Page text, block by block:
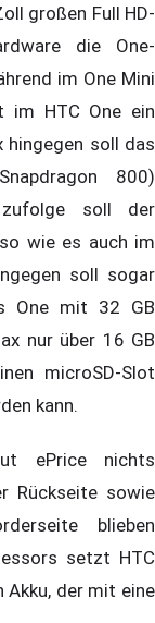
großen Full HD-
die One-
im One Mini
im HTC One ein
hingegen soll das
800)
zufolge soll der
wie es auch im
soll sogar
One mit 32 GB
nur über 16 GB
microSD-Slot
kann.
ePrice nichts
Rückseite sowie
blieben
setzt HTC
Akku, der mit eine